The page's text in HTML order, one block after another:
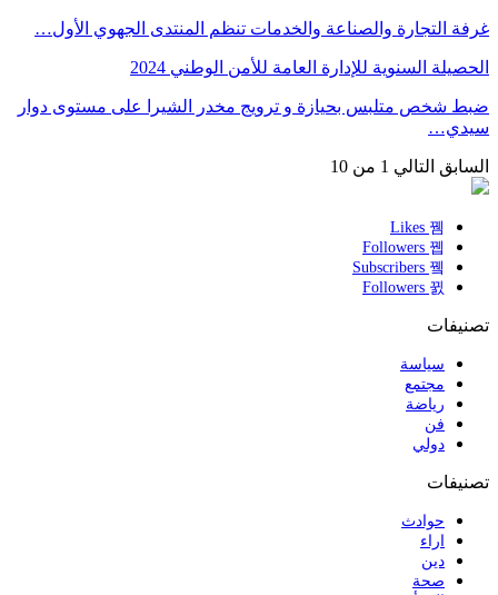
غرفة التجارة والصناعة والخدمات تنظم المنتدى الجهوي الأول…
الحصيلة السنوية للإدارة العامة للأمن الوطني 2024
ضبط شخص متلبس بحيازة و ترويج مخدر الشيرا على مستوى دوار
سيدي…
السابق التالي 1 من 10
تصنيفات
سياسة
مجتمع
رياضة
فن
دولي
تصنيفات
حوادث
اراء
دين
صحة